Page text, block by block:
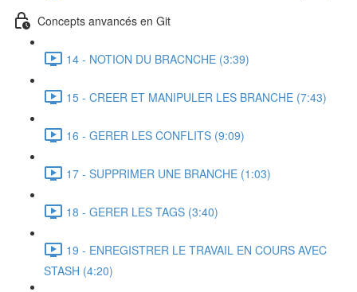
Concepts anvancés en Git
14 - NOTION DU BRACNCHE (3:39)
15 - CREER ET MANIPULER LES BRANCHE (7:43)
16 - GERER LES CONFLITS (9:09)
17 - SUPPRIMER UNE BRANCHE (1:03)
18 - GERER LES TAGS (3:40)
19 - ENREGISTRER LE TRAVAIL EN COURS AVEC
STASH (4:20)